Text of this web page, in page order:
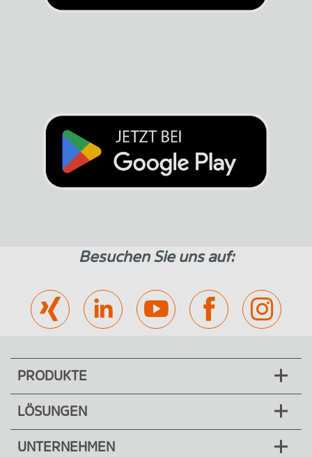
Besuchen Sie uns auf:
PRODUKTE
LÖSUNGEN
UNTERNEHMEN